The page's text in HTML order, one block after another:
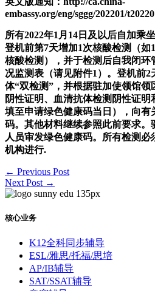
embassy.org/eng/sggg/202201/
所有2022年1月14日及以后自加乘
登机前第7天增加1次核酸检测（如
核酸检测），并于检测后自我闭环
况监测表（请见附件1）。登机前
体“双检测”，并根据驻加使领馆领
阴性证明、血清抗体检测阴性证
填至申请绿色健康码当日），向
码。其他材料继续参照此前要求
人员审发绿色健康码。所有检测必
机构进行.
← Previous Post
Next Post →
核心业务
K12全科同步辅导
ESL/雅思/托福/思培
AP/IB辅导
SAT/SSAT辅导